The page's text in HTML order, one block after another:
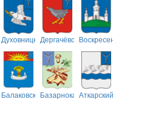
ДуховницкийДергачёвскийВоскресенский
БалаковскийБазарнокарабулакский
Аткарский